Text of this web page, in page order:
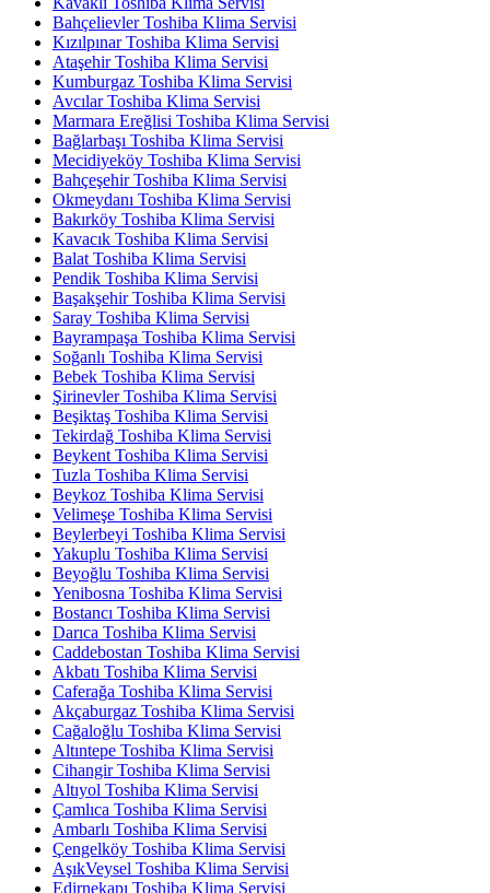
Bahçelievler Toshiba Klima Servisi
Kızılpınar Toshiba Klima Servisi
Ataşehir Toshiba Klima Servisi
Kumburgaz Toshiba Klima Servisi
Avcılar Toshiba Klima Servisi
Marmara Ereğlisi Toshiba Klima Servisi
Bağlarbaşı Toshiba Klima Servisi
Mecidiyeköy Toshiba Klima Servisi
Bahçeşehir Toshiba Klima Servisi
Okmeydanı Toshiba Klima Servisi
Bakırköy Toshiba Klima Servisi
Kavacık Toshiba Klima Servisi
Balat Toshiba Klima Servisi
Pendik Toshiba Klima Servisi
Başakşehir Toshiba Klima Servisi
Saray Toshiba Klima Servisi
Bayrampaşa Toshiba Klima Servisi
Soğanlı Toshiba Klima Servisi
Bebek Toshiba Klima Servisi
Şirinevler Toshiba Klima Servisi
Beşiktaş Toshiba Klima Servisi
Tekirdağ Toshiba Klima Servisi
Beykent Toshiba Klima Servisi
Tuzla Toshiba Klima Servisi
Beykoz Toshiba Klima Servisi
Velimeşe Toshiba Klima Servisi
Beylerbeyi Toshiba Klima Servisi
Yakuplu Toshiba Klima Servisi
Beyoğlu Toshiba Klima Servisi
Yenibosna Toshiba Klima Servisi
Bostancı Toshiba Klima Servisi
Darıca Toshiba Klima Servisi
Caddebostan Toshiba Klima Servisi
Akbatı Toshiba Klima Servisi
Caferağa Toshiba Klima Servisi
Akçaburgaz Toshiba Klima Servisi
Cağaloğlu Toshiba Klima Servisi
Altıntepe Toshiba Klima Servisi
Cihangir Toshiba Klima Servisi
Altıyol Toshiba Klima Servisi
Çamlıca Toshiba Klima Servisi
Ambarlı Toshiba Klima Servisi
Çengelköy Toshiba Klima Servisi
AşıkVeysel Toshiba Klima Servisi
Edirnekapı Toshiba Klima Servisi